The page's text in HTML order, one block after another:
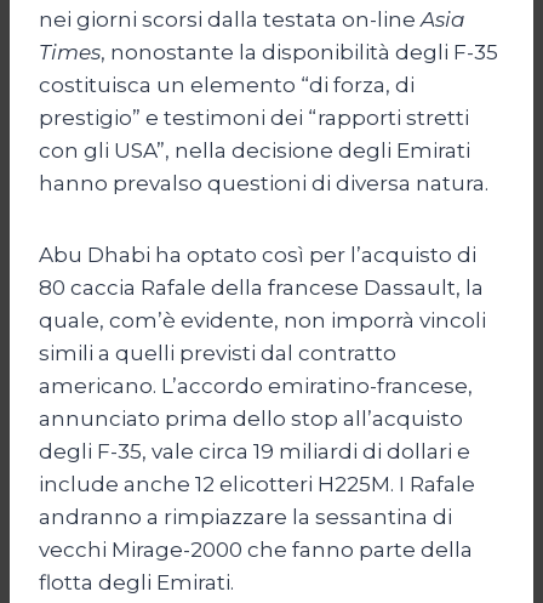
nei giorni scorsi dalla testata on-line Asia
Times, nonostante la disponibilità degli F-35
costituisca un elemento “di forza, di
prestigio” e testimoni dei “rapporti stretti
con gli USA”, nella decisione degli Emirati
hanno prevalso questioni di diversa natura.
Abu Dhabi ha optato così per l’acquisto di
80 caccia Rafale della francese Dassault, la
quale, com’è evidente, non imporrà vincoli
simili a quelli previsti dal contratto
americano. L’accordo emiratino-francese,
annunciato prima dello stop all’acquisto
degli F-35, vale circa 19 miliardi di dollari e
include anche 12 elicotteri H225M. I Rafale
andranno a rimpiazzare la sessantina di
vecchi Mirage-2000 che fanno parte della
flotta degli Emirati.